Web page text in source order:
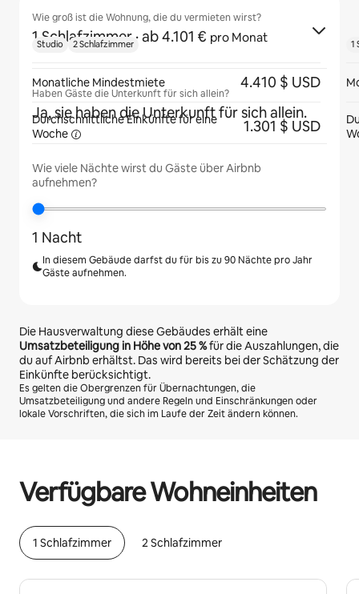
Wie groß ist die Wohnung, die du vermieten wirst?
1 Schlafzimmer · ab 4.101 € pro Monat
Haben Gäste die Unterkunft für sich allein?
Ja, sie haben die Unterkunft für sich allein.
Wie viele Nächte wirst du Gäste über Airbnb
aufnehmen?
1 Nacht
In diesem Gebäude darfst du für bis zu 90 Nächte pro Jahr
Gäste aufnehmen.
Die Hausverwaltung diese Gebäudes erhält eine
Umsatzbeteiligung in Höhe von25 %für die Auszahlungen, die
du auf Airbnb erhältst. Das wird bereits bei der Schätzung der
Einkünfte berücksichtigt.
Es gelten die Obergrenzen für Übernachtungen, die
Umsatzbeteiligung und andere Regeln und Einschränkungen oder
lokale Vorschriften, die sich im Laufe der Zeit ändern können.
Verfügbare Wohneinheiten
1 Schlafzimmer 2 Schlafzimmer
Studio 2 Schlafzimmer
Monatliche Mindestmiete 4.410 $ USD
Durchschnittliche Einkünfte für eine
Woche
1.301 $ USD
1